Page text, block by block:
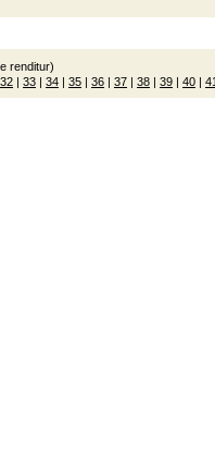
renditur)
32 | 33 | 34 | 35 | 36 | 37 | 38 | 39 | 40 | 41